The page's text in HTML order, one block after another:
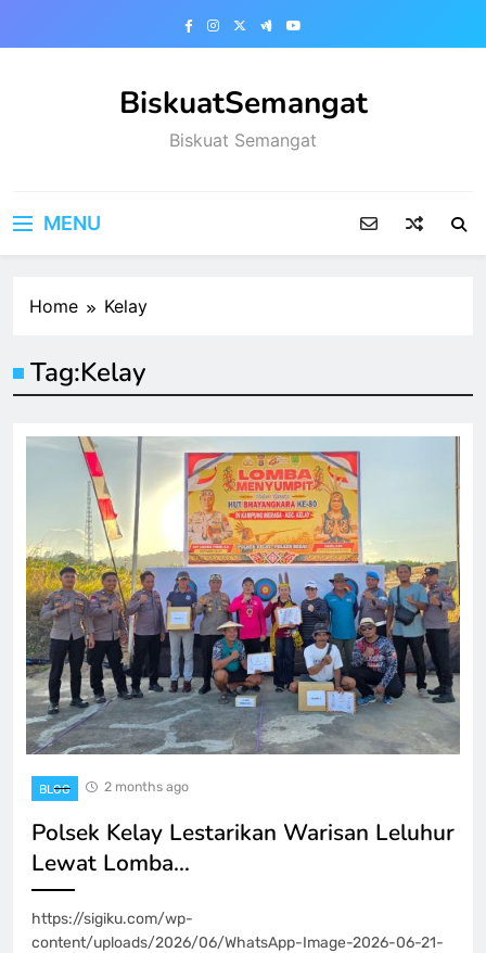
BiskuatSemangat
Biskuat Semangat
MENU
Home Kelay
Tag:Kelay
BLOG 2 months ago
Polsek Kelay Lestarikan Warisan Leluhur
Lewat Lomba…
https://sigiku.com/wp-
content/uploads/2026/06/WhatsApp-Image-2026-06-21-